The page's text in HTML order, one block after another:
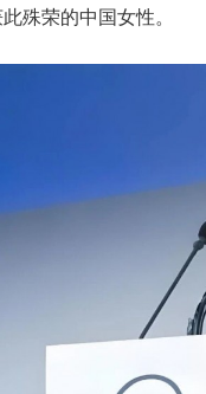
殊荣的中国女性。